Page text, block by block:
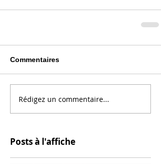
Commentaires
Rédigez un commentaire...
Posts à l'affiche